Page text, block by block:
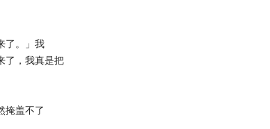
了。」我
了，我真是把
掩盖不了